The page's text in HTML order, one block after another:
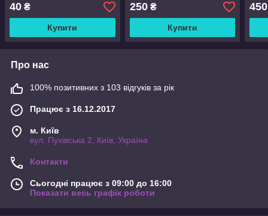
40 ₴
Купити
250₴
Купити
450
Про нас
100% позитивних з 103 відгуків за рік
Працює з 16.12.2017
м. Київ
вул. Пухівська 2, Київ, Україна
Контакти
Сьогодні працює з 09:00 до 16:00
Показати весь графік роботи